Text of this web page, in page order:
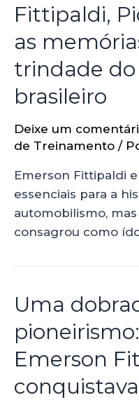
Fittipaldi,
as
trindade
brasileiro
Deixe um
de Treinamento /
Emerson Fittipaldi
essenciais para a
automobilismo,
consagrou como
Uma
Emerson